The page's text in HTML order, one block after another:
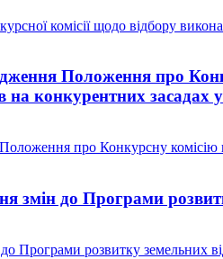
комісії щодо відбору
Положення про
на конкурентних засадах
про Конкурсну комісію
до Програми
Програми розвитку земельних